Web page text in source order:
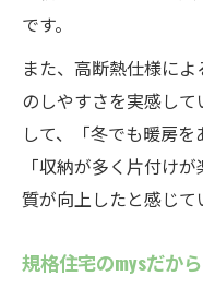
です。
また、高断熱仕様に
のしやすさを実感し
して、「冬でも暖房を
「収納が多く片付け
質が向上したと感じて
規格住宅のmysだか